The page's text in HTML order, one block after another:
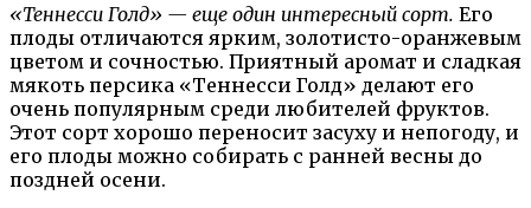
«Теннесси Голд» — еще один интересный сорт. Его
плоды отличаются ярким, золотисто-оранжевым
цветом и сочностью. Приятный аромат и сладкая
мякоть персика «Теннесси Голд» делают его
очень популярным среди любителей фруктов.
Этот сорт хорошо переносит засуху и непогоду, и
его плоды можно собирать с ранней весны до
поздней осени.